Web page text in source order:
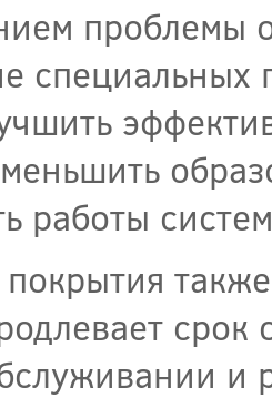
проблемы
работы
и